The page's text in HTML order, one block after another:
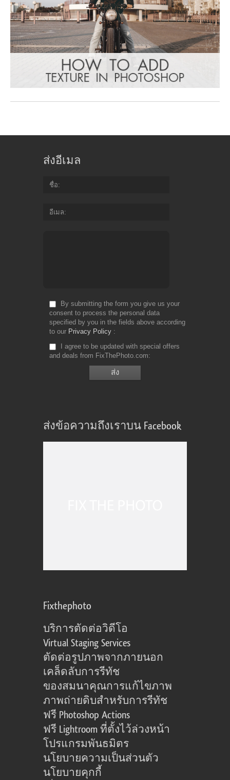
ส่งอีเมล
ชื่อ
อีเมล
By submitting the form you give us your
consent to process the personal data
specified by you in the fields above according
to our Privacy Policy
I agree to be updated with special offers
and deals from FixThePhoto.com
ส่งข้อความถึงเราบน Facebook
Fixthephoto
บริการตัดต่อวิดีโอ
Virtual Staging Services
ตัดต่อรูปภาพจากภายนอก
เคล็ดลับการรีทัช
ของสมนาคุณการแก้ไขภาพ
ภาพถ่ายดิบสำหรับการรีทัช
ฟรี Photoshop Actions
ฟรี Lightroom ที่ตั้งไว้ล่วงหน้า
โปรแกรมพันธมิตร
นโยบายความเป็นส่วนตัว
นโยบายคุกกี้